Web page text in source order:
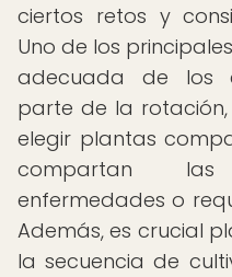
ciertos retos y
Uno de los
adecuada de los
parte de la
elegir plantas
compartan
enfermedades o
Además, es crucial
la secuencia de